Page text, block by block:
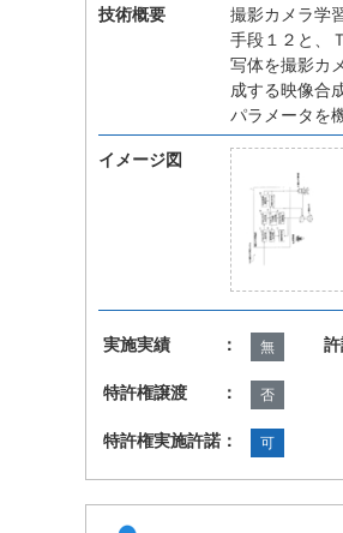
技術概要
撮影カメラ学
手段１２と、
写体を撮影カ
成する映像合
パラメータを
イメージ図
実施実績 ： 無
特許権譲渡 ： 否
特許権実施許諾： 可